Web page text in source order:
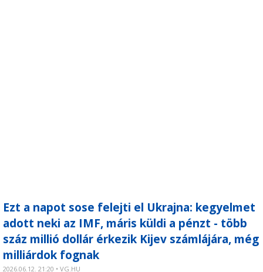
Ezt a napot sose felejti el Ukrajna: kegyelmet
adott neki az IMF, máris küldi a pénzt - több
száz millió dollár érkezik Kijev számlájára, még
milliárdok fognak
2026.06.12. 21:20 • VG.HU